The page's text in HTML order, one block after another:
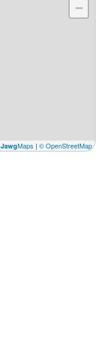
−
JawgMaps | © OpenStreetMap